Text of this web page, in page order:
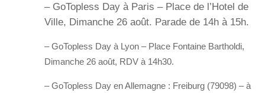
– GoTopless Day à Paris – Place de l’Hotel de
Ville, Dimanche 26 août. Parade de 14h à 15h.
– GoTopless Day à Lyon – Place Fontaine Bartholdi,
Dimanche 26 août, RDV à 14h30.
– GoTopless Day en Allemagne : Freiburg (79098) – à